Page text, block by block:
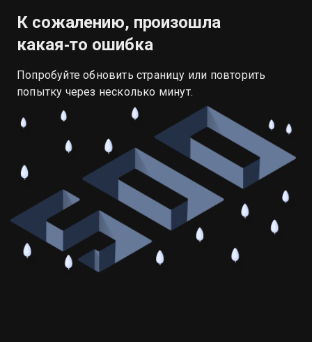
К сожалению, произошла
какая‑то ошибка
Попробуйте обновить страницу или повторить
попытку через несколько минут.